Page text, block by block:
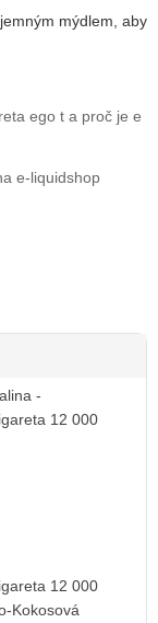
mýdlem, aby
ego t a proč je e
e-liquidshop
-
12 000
Příchuť
12 000
Kokosová